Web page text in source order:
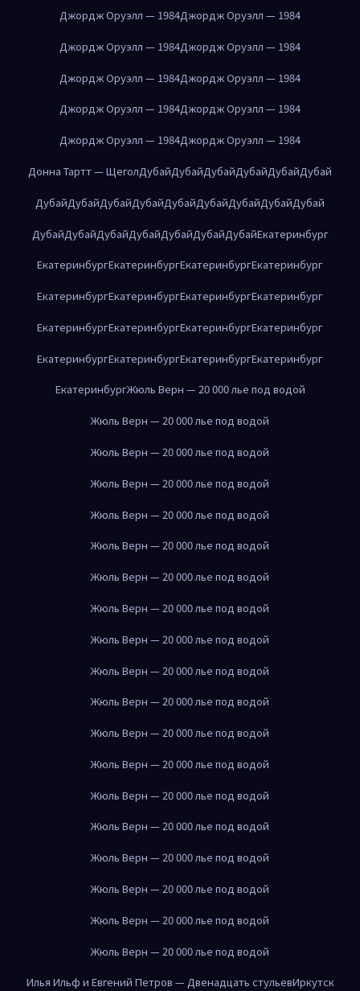
Джордж Оруэлл — 1984Джордж Оруэлл — 1984
Джордж Оруэлл — 1984Джордж Оруэлл — 1984
Джордж Оруэлл — 1984Джордж Оруэлл — 1984
Джордж Оруэлл — 1984Джордж Оруэлл — 1984
Джордж Оруэлл — 1984Джордж Оруэлл — 1984
Донна Тартт — ЩеголДубайДубайДубайДубайДубайДубай
ДубайДубайДубайДубайДубайДубайДубайДубайДубай
ДубайДубайДубайДубайДубайДубайДубайЕкатеринбург
ЕкатеринбургЕкатеринбургЕкатеринбургЕкатеринбург
ЕкатеринбургЕкатеринбургЕкатеринбургЕкатеринбург
ЕкатеринбургЕкатеринбургЕкатеринбургЕкатеринбург
ЕкатеринбургЕкатеринбургЕкатеринбургЕкатеринбург
ЕкатеринбургЖюль Верн — 20 000 лье под водой
Жюль Верн — 20 000 лье под водой
Жюль Верн — 20 000 лье под водой
Жюль Верн — 20 000 лье под водой
Жюль Верн — 20 000 лье под водой
Жюль Верн — 20 000 лье под водой
Жюль Верн — 20 000 лье под водой
Жюль Верн — 20 000 лье под водой
Жюль Верн — 20 000 лье под водой
Жюль Верн — 20 000 лье под водой
Жюль Верн — 20 000 лье под водой
Жюль Верн — 20 000 лье под водой
Жюль Верн — 20 000 лье под водой
Жюль Верн — 20 000 лье под водой
Жюль Верн — 20 000 лье под водой
Жюль Верн — 20 000 лье под водой
Жюль Верн — 20 000 лье под водой
Жюль Верн — 20 000 лье под водой
Жюль Верн — 20 000 лье под водой
Илья Ильф и Евгений Петров — Двенадцать стульевИркутск